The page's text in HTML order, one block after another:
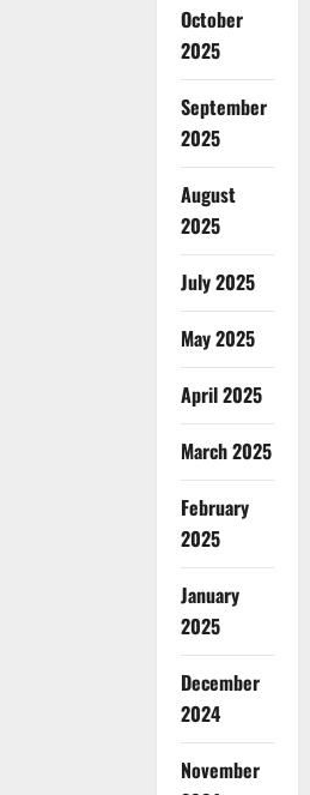
October
2025
September
2025
August
2025
July 2025
May 2025
April 2025
March 2025
February
2025
January
2025
December
2024
November